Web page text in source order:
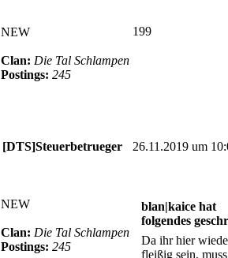
NEW
Clan: Die Tal Schlampen
Postings: 245
199
[DTS]Steuerbetrueger 26.11.2019 um
NEW
Clan: Die Tal Schlampen
Postings: 245
blan|kaice hat
folgendes
Da ihr hier
fleißig sein,